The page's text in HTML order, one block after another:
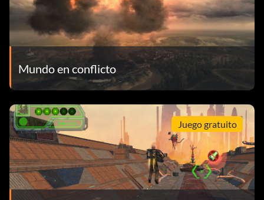
Mundo en conflicto
Juego gratuito